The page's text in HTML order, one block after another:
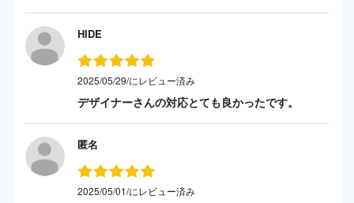
HIDE
2025/05/29/にレビュー済み
デザイナーさんの対応とても良かったです。
匿名
2025/05/01/にレビュー済み